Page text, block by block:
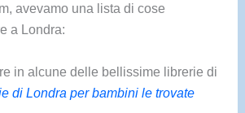
avevamo una lista di cose
a Londra:
in alcune delle bellissime librerie di
di Londra per bambini le trovate